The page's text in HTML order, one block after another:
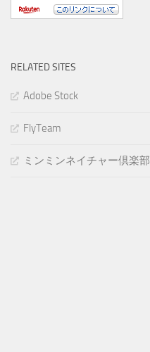
RELATED SITES
Adobe Stock
FlyTeam
ミンミンネイチャー倶楽部